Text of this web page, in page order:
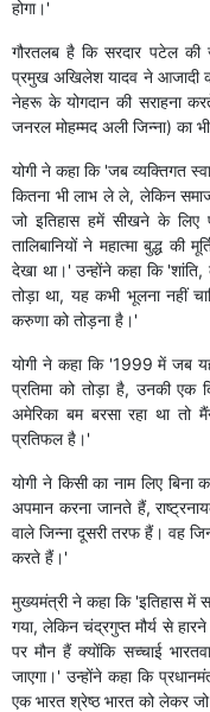
होगा।'
गौरतलब है कि सरदार पटेल की
प्रमुख अखिलेश यादव ने आजादी
नेहरू के योगदान की सराहना
जनरल मोहम्मद अली जिन्ना) का
योगी ने कहा कि 'जब व्यक्तिगत
कितना भी लाभ ले ले, लेकिन
जो इतिहास हमें सीखने के लिए
तालिबानियों ने महात्मा बुद्ध की
देखा था।' उन्होंने कहा कि 'शांति,
तोड़ा था, यह कभी भूलना नहीं
करुणा को तोड़ना है।'
योगी ने कहा कि '1999 में जब यह
प्रतिमा को तोड़ा है, उनकी एक
अमेरिका बम बरसा रहा था तो
प्रतिफल है।'
योगी ने किसी का नाम लिए बिना
अपमान करना जानते हैं,
वाले जिन्ना दूसरी तरफ हैं। वह
करते हैं।'
मुख्यमंत्री ने कहा कि 'इतिहास में
गया, लेकिन चंद्रगुप्त मौर्य से
पर मौन हैं क्योंकि सच्चाई
जाएगा।' उन्होंने कहा कि
एक भारत श्रेष्ठ भारत को लेकर जो